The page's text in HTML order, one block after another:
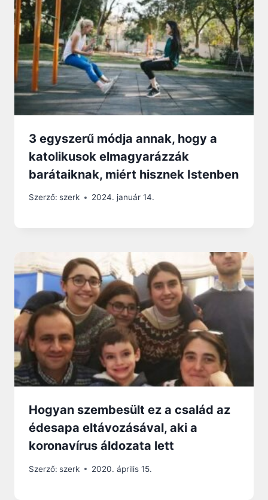
3 egyszerű módja annak, hogy a
katolikusok elmagyarázzák
barátaiknak, miért hisznek Istenben
Szerző: szerk 2024. január 14.
Hogyan szembesült ez a család az
édesapa eltávozásával, aki a
koronavírus áldozata lett
Szerző: szerk 2020. április 15.